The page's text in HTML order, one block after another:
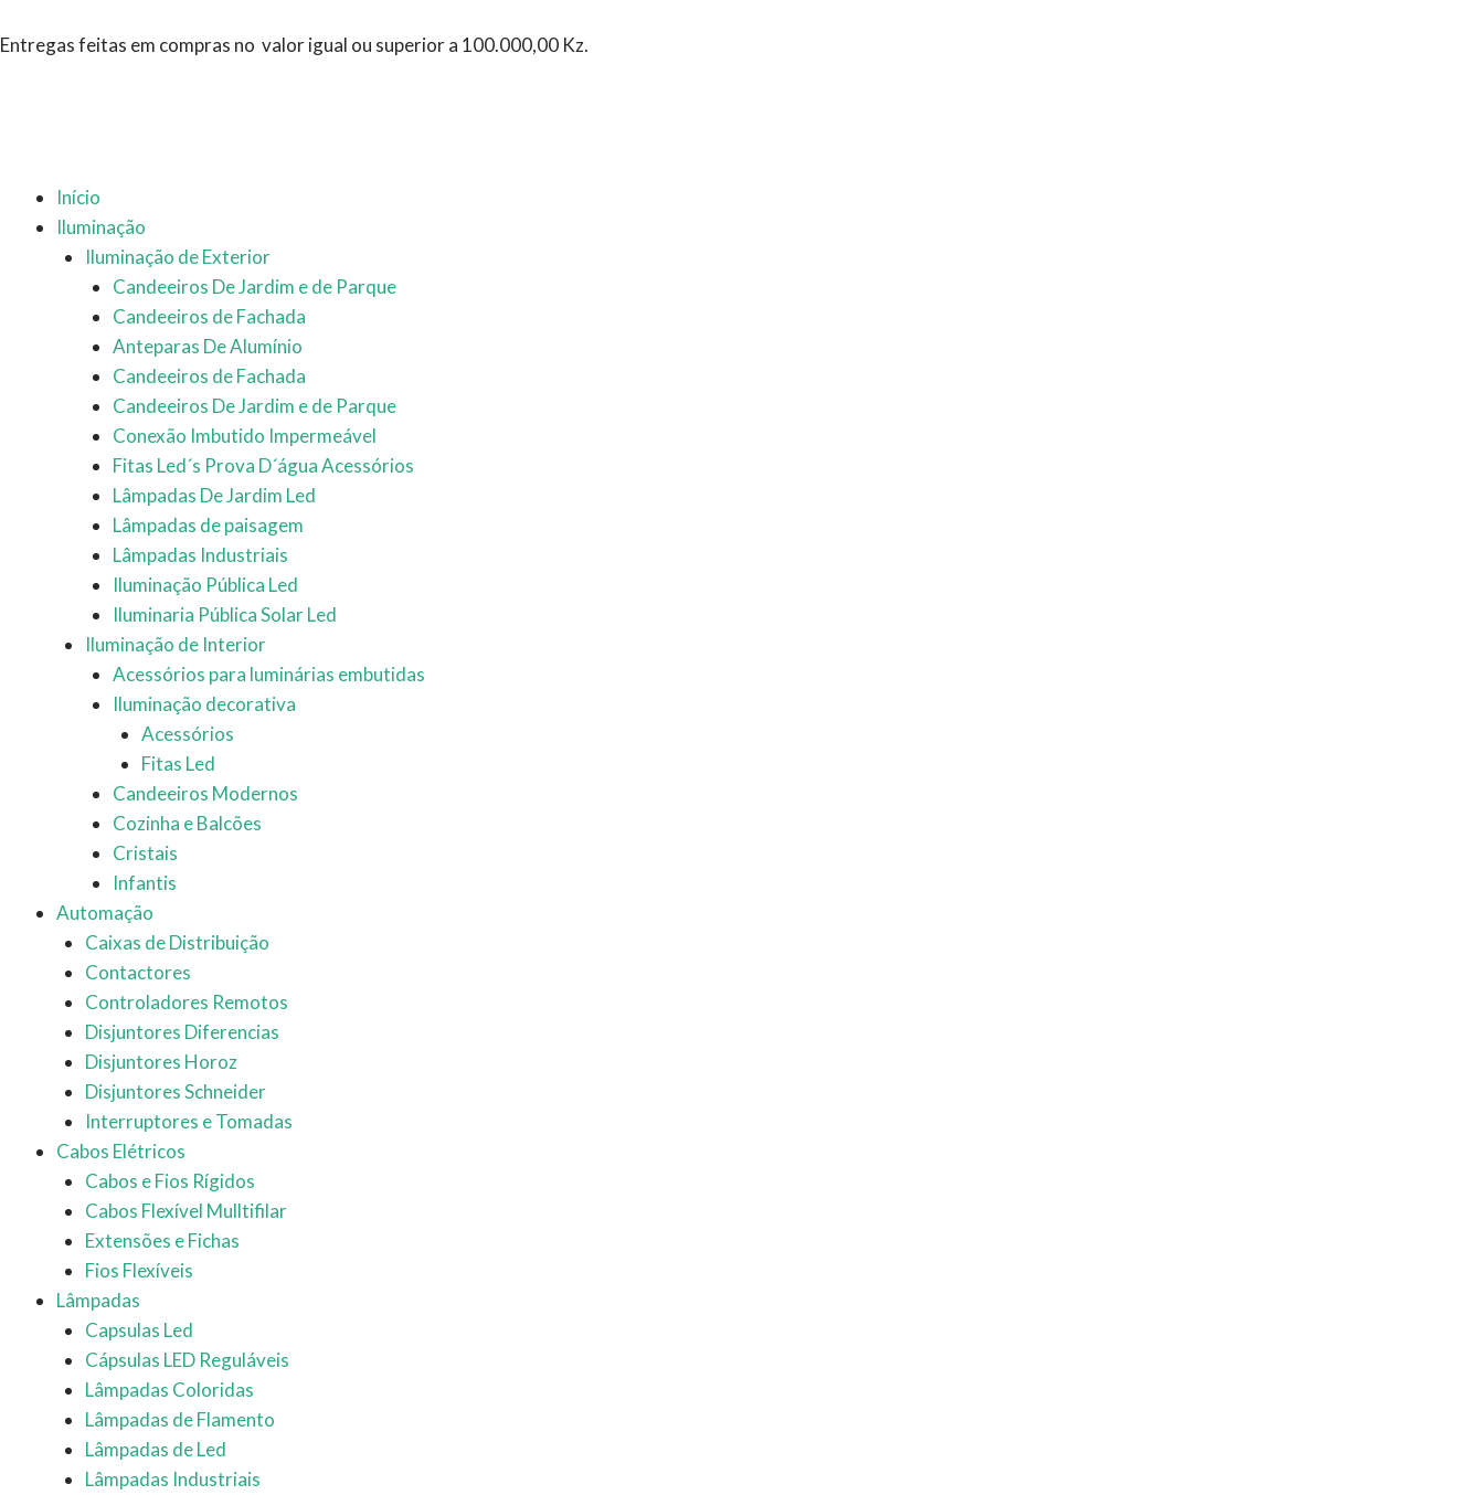
para
Entregas feitas em compras no valor igual ou superior a 100.000,00 Kz.
Início
Iluminação
Iluminação de Exterior
Candeeiros De Jardim e de Parque
Candeeiros de Fachada
Anteparas De Alumínio
Candeeiros de Fachada
Candeeiros De Jardim e de Parque
Conexão Imbutido Impermeável
Fitas Led´s Prova D´água Acessórios
Lâmpadas De Jardim Led
Lâmpadas de paisagem
Lâmpadas Industriais
Iluminação Pública Led
Iluminaria Pública Solar Led
Iluminação de Interior
Acessórios para luminárias embutidas
Iluminação decorativa
Acessórios
Fitas Led
Candeeiros Modernos
Cozinha e Balcões
Cristais
Infantis
Automação
Caixas de Distribuição
Contactores
Controladores Remotos
Disjuntores Diferencias
Disjuntores Horoz
Disjuntores Schneider
Interruptores e Tomadas
Cabos Elétricos
Cabos e Fios Rígidos
Cabos Flexível Mulltifilar
Extensões e Fichas
Fios Flexíveis
Lâmpadas
Capsulas Led
Cápsulas LED Reguláveis
Lâmpadas Coloridas
Lâmpadas de Flamento
Lâmpadas de Led
Lâmpadas Industriais